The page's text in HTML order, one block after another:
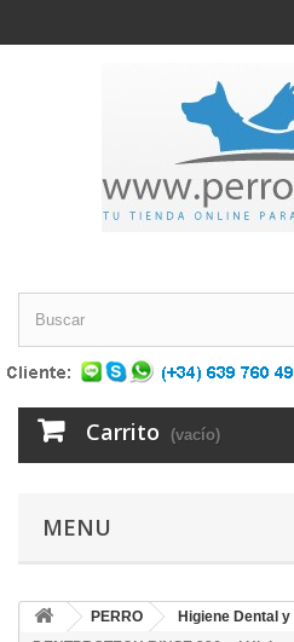
Carrito (vacío)
MENU
PERRO Higiene Dental